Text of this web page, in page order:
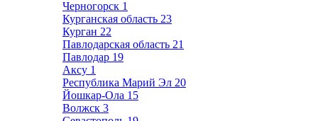
Черногорск 1
Курганская область 23
Курган 22
Павлодарская область 21
Павлодар 19
Аксу 1
Республика Марий Эл 20
Йошкар-Ола 15
Волжск 3